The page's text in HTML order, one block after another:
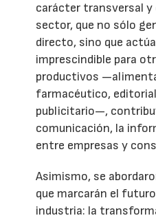
carácter transversal
sector, que no sólo
directo, sino que
imprescindible para
productivos
farmacéutico,
publicitario—,
comunicación, la
entre empresas y
Asimismo, se
que marcarán el
industria: la